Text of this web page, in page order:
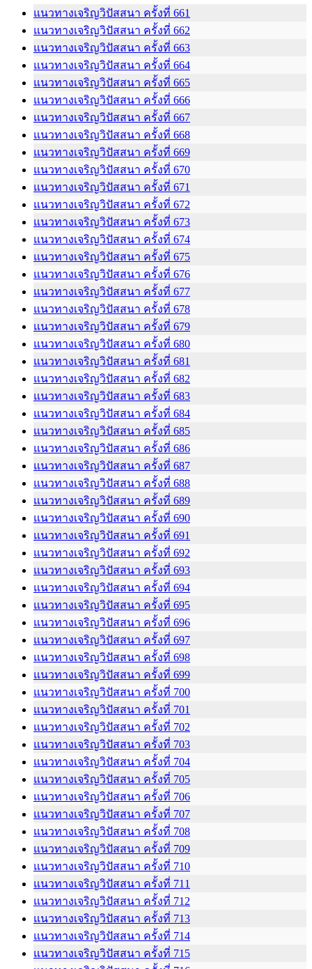
แนวทางเจริญวิปัสสนา ครั้งที่ 661
แนวทางเจริญวิปัสสนา ครั้งที่ 662
แนวทางเจริญวิปัสสนา ครั้งที่ 663
แนวทางเจริญวิปัสสนา ครั้งที่ 664
แนวทางเจริญวิปัสสนา ครั้งที่ 665
แนวทางเจริญวิปัสสนา ครั้งที่ 666
แนวทางเจริญวิปัสสนา ครั้งที่ 667
แนวทางเจริญวิปัสสนา ครั้งที่ 668
แนวทางเจริญวิปัสสนา ครั้งที่ 669
แนวทางเจริญวิปัสสนา ครั้งที่ 670
แนวทางเจริญวิปัสสนา ครั้งที่ 671
แนวทางเจริญวิปัสสนา ครั้งที่ 672
แนวทางเจริญวิปัสสนา ครั้งที่ 673
แนวทางเจริญวิปัสสนา ครั้งที่ 674
แนวทางเจริญวิปัสสนา ครั้งที่ 675
แนวทางเจริญวิปัสสนา ครั้งที่ 676
แนวทางเจริญวิปัสสนา ครั้งที่ 677
แนวทางเจริญวิปัสสนา ครั้งที่ 678
แนวทางเจริญวิปัสสนา ครั้งที่ 679
แนวทางเจริญวิปัสสนา ครั้งที่ 680
แนวทางเจริญวิปัสสนา ครั้งที่ 681
แนวทางเจริญวิปัสสนา ครั้งที่ 682
แนวทางเจริญวิปัสสนา ครั้งที่ 683
แนวทางเจริญวิปัสสนา ครั้งที่ 684
แนวทางเจริญวิปัสสนา ครั้งที่ 685
แนวทางเจริญวิปัสสนา ครั้งที่ 686
แนวทางเจริญวิปัสสนา ครั้งที่ 687
แนวทางเจริญวิปัสสนา ครั้งที่ 688
แนวทางเจริญวิปัสสนา ครั้งที่ 689
แนวทางเจริญวิปัสสนา ครั้งที่ 690
แนวทางเจริญวิปัสสนา ครั้งที่ 691
แนวทางเจริญวิปัสสนา ครั้งที่ 692
แนวทางเจริญวิปัสสนา ครั้งที่ 693
แนวทางเจริญวิปัสสนา ครั้งที่ 694
แนวทางเจริญวิปัสสนา ครั้งที่ 695
แนวทางเจริญวิปัสสนา ครั้งที่ 696
แนวทางเจริญวิปัสสนา ครั้งที่ 697
แนวทางเจริญวิปัสสนา ครั้งที่ 698
แนวทางเจริญวิปัสสนา ครั้งที่ 699
แนวทางเจริญวิปัสสนา ครั้งที่ 700
แนวทางเจริญวิปัสสนา ครั้งที่ 701
แนวทางเจริญวิปัสสนา ครั้งที่ 702
แนวทางเจริญวิปัสสนา ครั้งที่ 703
แนวทางเจริญวิปัสสนา ครั้งที่ 704
แนวทางเจริญวิปัสสนา ครั้งที่ 705
แนวทางเจริญวิปัสสนา ครั้งที่ 706
แนวทางเจริญวิปัสสนา ครั้งที่ 707
แนวทางเจริญวิปัสสนา ครั้งที่ 708
แนวทางเจริญวิปัสสนา ครั้งที่ 709
แนวทางเจริญวิปัสสนา ครั้งที่ 710
แนวทางเจริญวิปัสสนา ครั้งที่ 711
แนวทางเจริญวิปัสสนา ครั้งที่ 712
แนวทางเจริญวิปัสสนา ครั้งที่ 713
แนวทางเจริญวิปัสสนา ครั้งที่ 714
แนวทางเจริญวิปัสสนา ครั้งที่ 715